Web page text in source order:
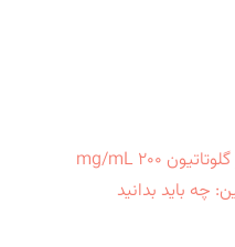
فراخوان ملی ویال‌های چنددوز گلوتاتیون ۲۰۰ mg/mL
چه باید بدانید